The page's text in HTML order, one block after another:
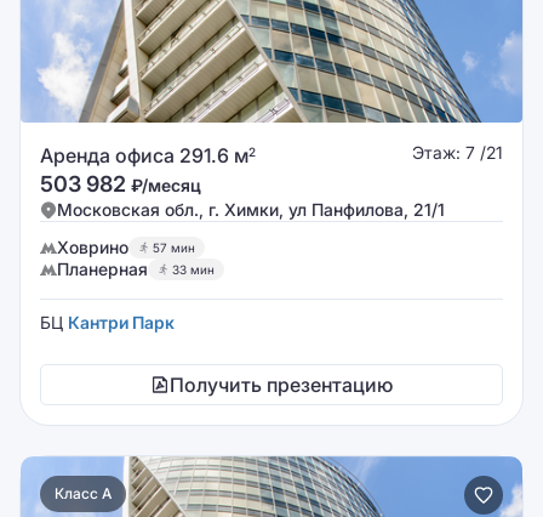
Аренда офиса 291.6 м2 Этаж: 7 /21
503 982 ₽/месяц
Московская обл., г. Химки, ул Панфилова, 21/1
Ховрино
57 мин
Планерная 33 мин
БЦ Кантри Парк
Получить презентацию
Класс A